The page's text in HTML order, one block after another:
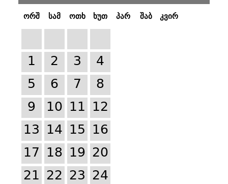
ორშ სამ ოთხ ხუთ პარ შაბ კვირ
1 2 3
4
5
6 7
8
9
10 11 12
13 14 15 16
17 18 19 20
21 22 23 24